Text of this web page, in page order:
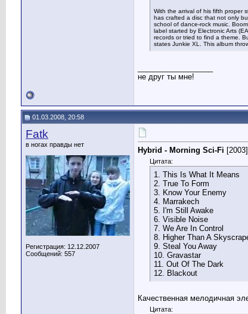
With the arrival of his fifth proper
has crafted a disc that not only
school of dance-rock music.
label started by Electronic Arts
records or tried to find a theme.
states Junkie XL. This album
не друг ты мне!
01.03.2008, 20:58
Fatk
в ногах правды нет
Регистрация: 12.12.2007
Сообщений: 557
Hybrid - Morning Sci-Fi
Цитата:
1. This Is What It Means
2. True To Form
3. Know Your Enemy
4. Marrakech
5. I'm Still Awake
6. Visible Noise
7. We Are In Control
8. Higher Than A
9. Steal You Away
10. Gravastar
11. Out Of The Dark
12. Blackout
Качественная мелодичная
Цитата: